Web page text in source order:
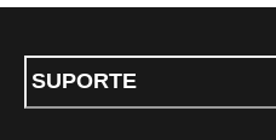
SUPORTE